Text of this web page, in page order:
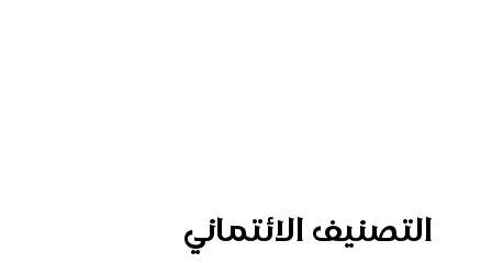
التصنيف الائتماني